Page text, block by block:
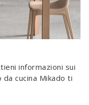
informazioni sui
cucina Mikado ti